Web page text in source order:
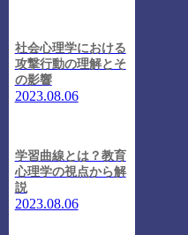
社会心理学における
攻撃行動の理解とそ
の影響
2023.08.06
学習曲線とは？教育
心理学の視点から解
説
2023.08.06